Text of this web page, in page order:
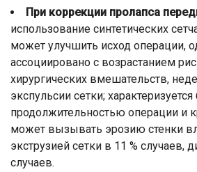
При коррекции пролапса
использование синтетических
может улучшить исход операции,
ассоциировано с возрастанием
хирургических вмешательств,
экспульсии сетки;
продолжительностью операции и
может вызывать эрозию стенки
экструзией сетки в 11 % случаев,
случаев.